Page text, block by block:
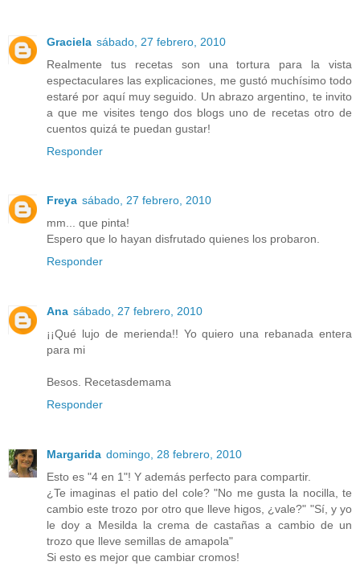
Graciela sábado, 27 febrero, 2010
Realmente tus recetas son una tortura para la vista
espectaculares las explicaciones, me gustó muchísimo todo
estaré por aquí muy seguido. Un abrazo argentino, te invito
a que me visites tengo dos blogs uno de recetas otro de
cuentos quizá te puedan gustar!
Responder
Freya sábado, 27 febrero, 2010
mm... que pinta!
Espero que lo hayan disfrutado quienes los probaron.
Responder
Ana sábado, 27 febrero, 2010
¡¡Qué lujo de merienda!! Yo quiero una rebanada entera
para mi
Besos. Recetasdemama
Responder
Margarida domingo, 28 febrero, 2010
Esto es "4 en 1"! Y además perfecto para compartir.
¿Te imaginas el patio del cole? "No me gusta la nocilla, te
cambio este trozo por otro que lleve higos, ¿vale?" "Sí, y yo
le doy a Mesilda la crema de castañas a cambio de un
trozo que lleve semillas de amapola"
Si esto es mejor que cambiar cromos!